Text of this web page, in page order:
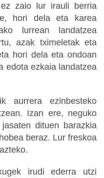
ez zaio lur irauli berria
hori dela eta karea
lurrean landatzea
azak tximeletak eta
hori dela eta ondoan
edota ezkaia landatzea
aurrera ezinbesteko
Izan ere, neguko
dituen barazkia
beraz. Lur freskoa
irudi ederra utzi